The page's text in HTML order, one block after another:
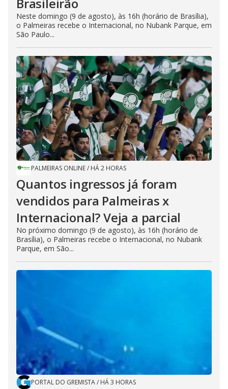
Brasileirão
Neste domingo (9 de agosto), às 16h (horário de Brasília),
o Palmeiras recebe o Internacional, no Nubank Parque, em
São Paulo...
PALMEIRAS ONLINE/ HÁ 2 HORAS
Quantos ingressos já foram
vendidos para Palmeiras x
Internacional? Veja a parcial
No próximo domingo (9 de agosto), às 16h (horário de
Brasília), o Palmeiras recebe o Internacional, no Nubank
Parque, em São...
PORTAL DO GREMISTA/ HÁ 3 HORAS